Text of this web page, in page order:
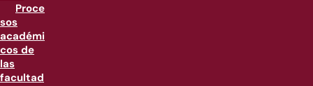
Proce
sos
académi
cos de
las
facultad